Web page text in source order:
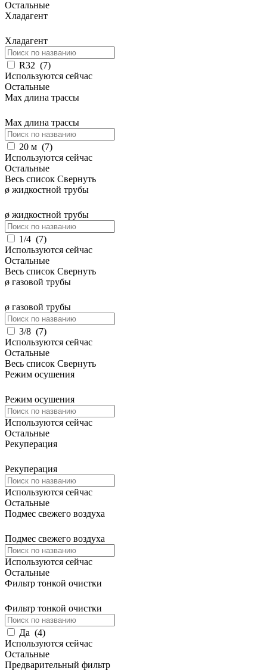
Остальные
Хладагент
Хладагент
R32 (7)
Используются сейчас
Остальные
Max длина трассы
Max длина трассы
20 м (7)
Используются сейчас
Остальные
Весь список Свернуть
ø жидкостной трубы
ø жидкостной трубы
1/4 (7)
Используются сейчас
Остальные
Весь список Свернуть
ø газовой трубы
ø газовой трубы
3/8 (7)
Используются сейчас
Остальные
Весь список Свернуть
Режим осушения
Режим осушения
Используются сейчас
Остальные
Рекуперация
Рекуперация
Используются сейчас
Остальные
Подмес свежего воздуха
Подмес свежего воздуха
Используются сейчас
Остальные
Фильтр тонкой очистки
Фильтр тонкой очистки
Да (4)
Используются сейчас
Остальные
Предварительный фильтр